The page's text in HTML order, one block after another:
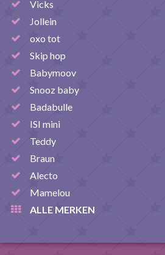
Vicks
Jollein
oxo tot
Skip hop
Babymoov
Snooz baby
Badabulle
ISI mini
Teddy
Braun
Alecto
Mamelou
ALLE MERKEN